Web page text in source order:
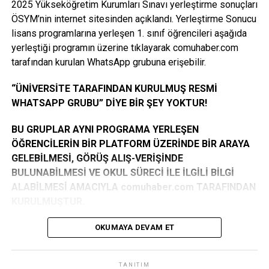
(15.10.2007 tarihinden sonra doğanlar) başvurusu kabul
edilmeyecektir.
KAZANAN ÖĞRENCİ LİSTESİ İÇİN TIKLAYINIZ
Facebook
Mastodon
EmailShare
itibarıyla görevlerine başlayacak” dedi.
Öğrencilerin süreci doğru takip etmeleri için İŞKUR’un
sosyal medya hesaplarını izlemelerinin önemine değinen
Yavuz, “Başvurularda sık yapılan hatalar, doğru başvuru
yöntemleri ve hangi birimlerde görev alınacağı gibi bilgiler
düzenli olarak paylaşılacak. Planlandığı şekilde ilerlemesi
halinde program 10 Kasım 2025 – 26 Haziran 2026
tarihleri arasında kesintisiz olarak sürdürülecek” ifadelerini
kullandı.
“Hedef: 1580 Öğrencinin Programa Katılımı”
Yavuz, bu yıl belirlenen 1.580 kontenjanın tamamının
itibarıyla tüm öğrenciler görevlerine başlasın. Bu süreçte
Üniversitemizin Sağlık Kültür Spor Dairesi ile koordinasyon
çok önemli. Evrakların eksiksiz tamamlanmasıyla süreci
aksamadan yürütmeyi planlıyoruz” diye konuştu.
2025 Yükseköğretim Kurumları Sınavı yerleştirme sonuçları
ÖSYM’nin internet sitesinden açıklandı. Yerleştirme Sonucu
lisans programlarına yerleşen 1. sınıf öğrencileri aşağıda
yerleştiği programın üzerine tıklayarak comuhaber.com
tarafından kurulan WhatsApp grubuna erişebilir.
“ÜNİVERSİTE TARAFINDAN KURULMUŞ RESMİ
WHATSAPP GRUBU” DİYE BİR ŞEY YOKTUR!
BU GRUPLAR AYNI PROGRAMA YERLEŞEN
ÖĞRENCİLERİN BİR PLATFORM ÜZERİNDE BİR ARAYA
GELEBİLMESİ, GÖRÜŞ ALIŞ-VERİŞİNDE
BULUNABİLMESİ VE OKUL SÜRECİ İLE İLGİLİ BİLGİ
ALABİLMESİ AMACIYLA comuhaber.com TARAFINDAN
GRUPLARA KATILIM TAMAMEN GÖNÜLLÜLÜK
OKUMAYA DEVAM ET
TANITIM